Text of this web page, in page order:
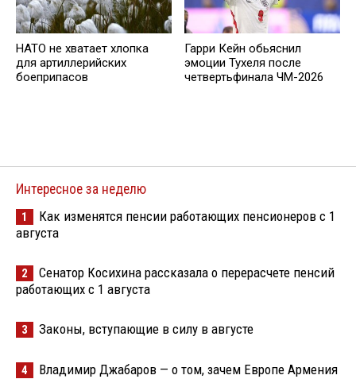
НАТО не хватает хлопка
для артиллерийских
боеприпасов
Гарри Кейн обьяснил
эмоции Тухеля после
четвертьфинала ЧМ-2026
Интересное за неделю
1
Как изменятся пенсии работающих пенсионеров с 1
августа
2
Сенатор Косихина рассказала о перерасчете пенсий
работающих с 1 августа
3 Законы, вступающие в силу в августе
4 Владимир Джабаров — о том, зачем Европе Армения